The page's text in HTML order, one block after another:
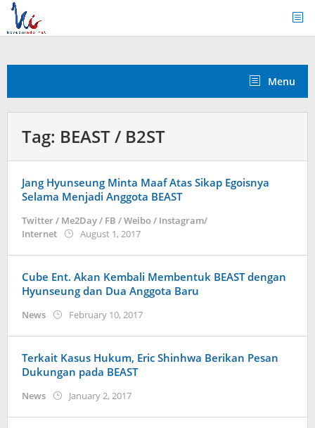
Skip
content
Menu
Tag: BEAST / B2ST
Jang Hyunseung Minta Maaf Atas Sikap Egoisnya
Selama Menjadi Anggota BEAST
Twitter / Me2Day / FB / Weibo / Instagram/
Internet
August 1, 2017by
Cube Ent. Akan Kembali Membentuk BEAST dengan
Hyunseung dan Dua Anggota Baru
News February 10, 2017by
Terkait Kasus Hukum, Eric Shinhwa Berikan Pesan
Dukungan pada BEAST
News January 2, 2017by